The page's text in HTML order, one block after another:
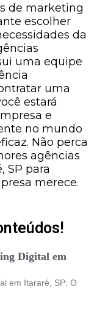
de marketing
escolher
da
uma equipe
uma
estará
e
no mundo
Não perca
agências
SP para
merece.
Digital em
em Itararé, SP: O